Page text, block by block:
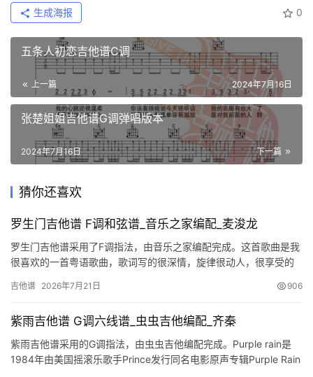
0
生成海报
五条人初恋吉他谱C调
上一篇 2024年7月16日
张楚姐姐吉他谱G调弹唱版本
下一篇
2024年7月16日
猜你还喜欢
罗生门吉他谱 F调和弦谱_音乐之家编配_麦浚龙
罗生门吉他谱采用了F调指法，由音乐之家编配完成。这首歌曲是我
很喜欢的一首粤语歌曲，歌词写的很深情，旋律很动人，很享受的
别人…
吉他谱 2026年7月21日 906
紫雨吉他谱 G调六线谱_虫虫吉他编配_齐秦
紫雨吉他谱采用的G调指法，由虫虫吉他编配完成。Purple rain是
1984年由美国摇滚乐歌手Prince发行同名电影原声专辑Purple Rain